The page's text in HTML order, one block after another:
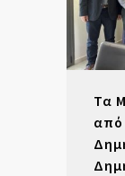
Τα
από